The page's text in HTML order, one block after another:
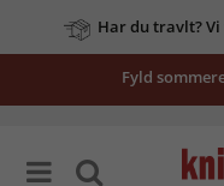
Har du travlt?
Fyld